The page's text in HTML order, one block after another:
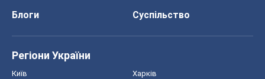
Блоги
Суспільство
Регіони України
Київ Харків